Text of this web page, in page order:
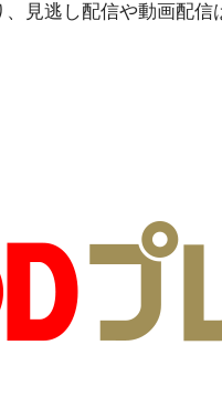
見逃し配信や動画配